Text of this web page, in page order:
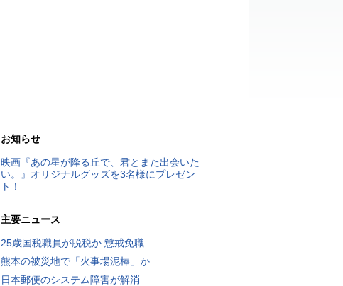
お知らせ
映画『あの星が降る丘で、君とまた出会いた
い。』オリジナルグッズを3名様にプレゼン
ト！
主要ニュース
25歳国税職員が脱税か 懲戒免職
熊本の被災地で「火事場泥棒」か
日本郵便のシステム障害が解消